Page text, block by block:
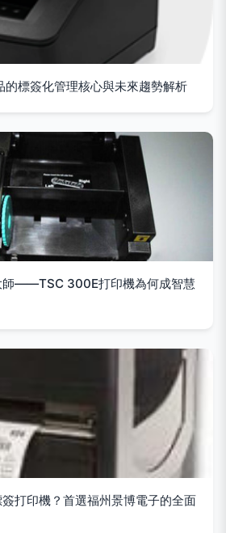
的標簽化管理核心與未來趨勢解析
師——TSC 300E打印機為何成智慧
打印機？首選福州景博電子的全面